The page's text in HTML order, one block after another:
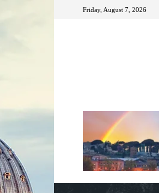
Friday, August 7, 2026